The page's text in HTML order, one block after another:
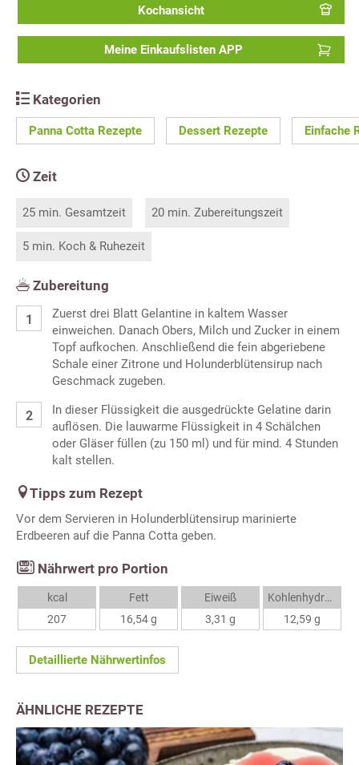
Kochansicht
Meine Einkaufslisten APP
Kategorien
Panna Cotta Rezepte Dessert Rezepte Einfache
Zeit
25 min. Gesamtzeit 20 min. Zubereitungszeit
5 min. Koch & Ruhezeit
Zubereitung
Zuerst drei Blatt Gelantine in kaltem Wasser
einweichen. Danach Obers, Milch und Zucker in einem
Topf aufkochen. Anschließend die fein abgeriebene
Schale einer Zitrone und Holunderblütensirup nach
Geschmack zugeben.
In dieser Flüssigkeit die ausgedrückte Gelatine darin
auflösen. Die lauwarme Flüssigkeit in 4 Schälchen
oder Gläser füllen (zu 150 ml) und für mind. 4 Stunden
kalt stellen.
Tipps zum Rezept
Vor dem Servieren in Holunderblütensirup marinierte
Erdbeeren auf die Panna Cotta geben.
Nährwert pro Portion
kcal
207
Fett
16,54 g
Eiweiß
3,31 g
Kohlenhydrate
12,59 g
Detaillierte Nährwertinfos
ÄHNLICHE REZEPTE